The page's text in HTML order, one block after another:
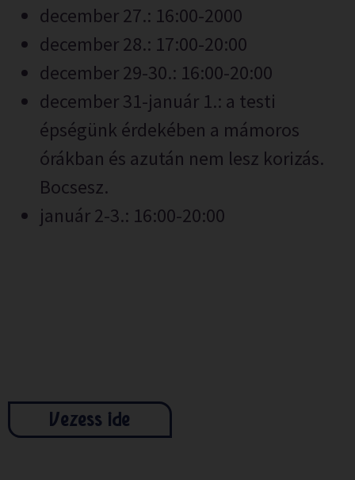
december 27.: 16:00-2000
december 28.: 17:00-20:00
december 29-30.: 16:00-20:00
december 31-január 1.: a testi
épségünk érdekében a mámoros
órákban és azután nem lesz korizás.
Bocsesz.
január 2-3.: 16:00-20:00
Vezess ide